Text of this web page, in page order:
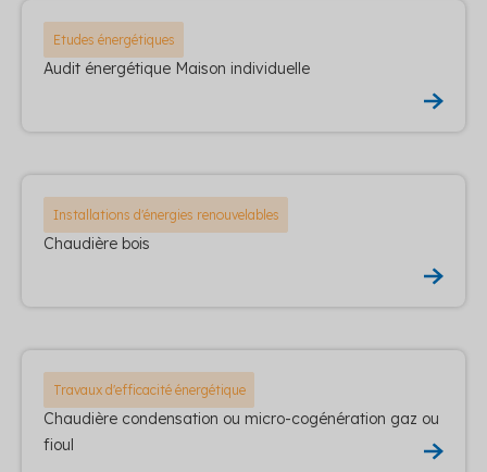
Etudes énergétiques
Audit énergétique Maison individuelle
Installations d'énergies renouvelables
Chaudière bois
Travaux d'efficacité énergétique
Chaudière condensation ou micro-cogénération gaz ou
fioul